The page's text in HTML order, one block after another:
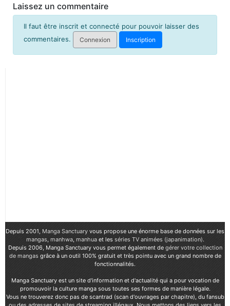
Laissez un commentaire
Il faut être inscrit et connecté pour pouvoir laisser des
commentaires.
Connexion Inscription
Depuis 2001, Manga Sanctuary vous propose une énorme base de données sur les
mangas, manhwa, manhuaet les séries TV animées (japanimation).
Depuis 2006, Manga Sanctuary vous permet également de gérer votre collection
de mangasgrâce à un outil 100% gratuit et très pointu avec un grand nombre de
fonctionnalités.
Manga Sanctuary est un site d'information et d'actualité qui a pour vocation de
promouvoir la culture manga sous toutes ses formes de manière légale.
Vous ne trouverez donc pas de scantrad (scan d'ouvrages par chapitre), du fansub